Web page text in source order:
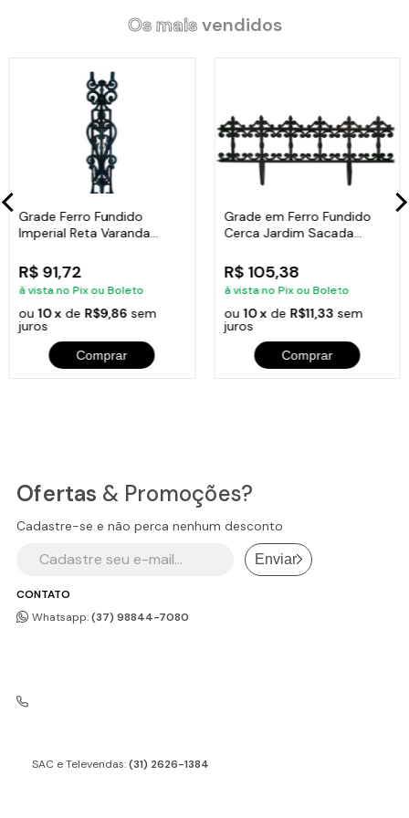
Os maisvendidos
Grade Ferro Fundido
Imperial Reta Varanda
R$ 91,72
à vista no Pix ou Boleto
ou10 x de R$9,86 sem
juros
Comprar
Grade em Ferro Fundido
Cerca Jardim Sacada
R$ 105,38
à vista no Pix ou Boleto
ou 10 x de R$11,33 sem
juros
Comprar
CONTATO
Whatsapp:(37) 98844-7080
SAC e Televendas:(31) 2626-1384
Ofertas & Promoções?
Cadastre-se e não perca nenhum desconto
Enviar